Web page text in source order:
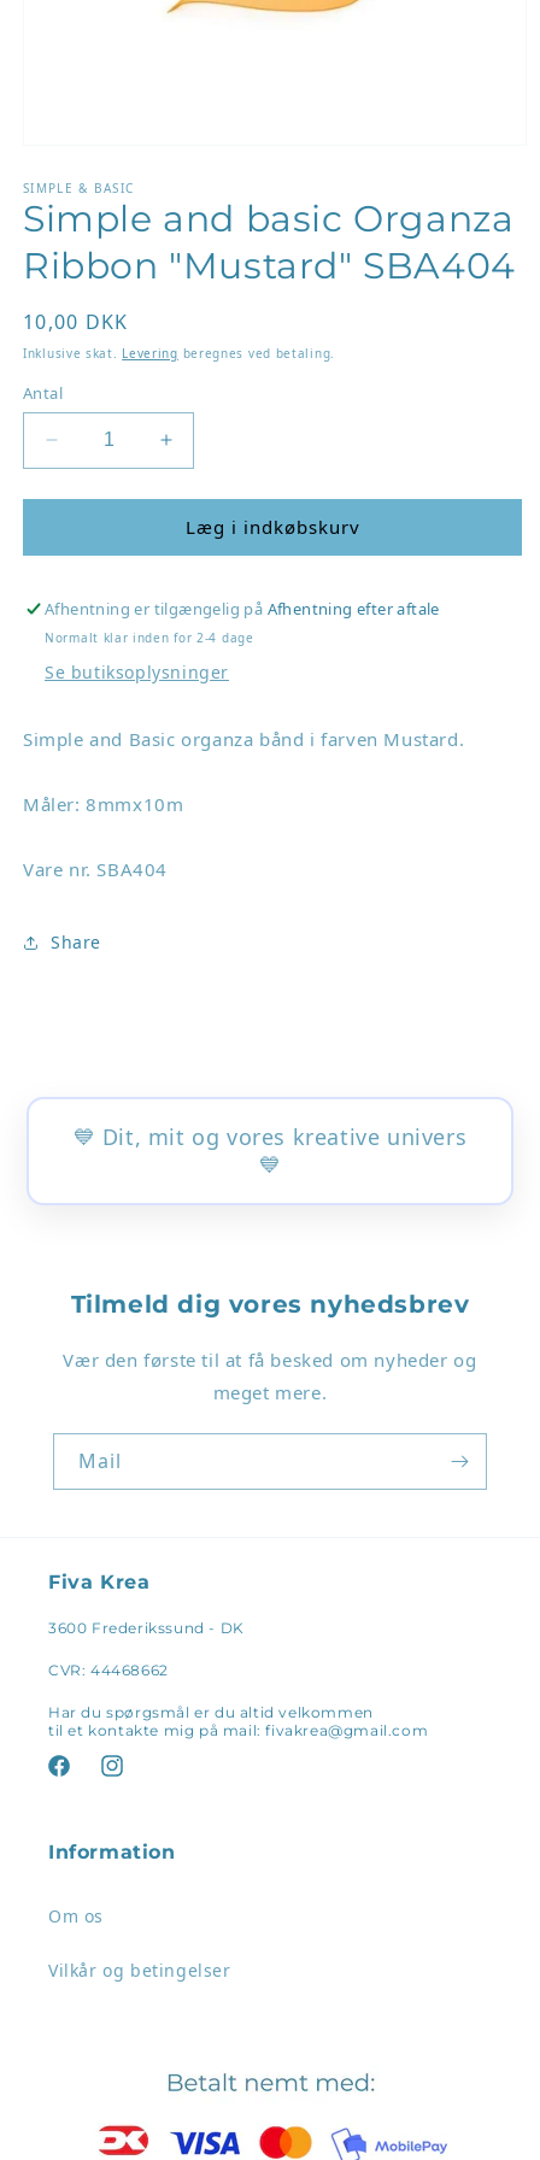
1
i
modus
SIMPLE & BASIC
Simple and basic Organza
Ribbon "Mustard" SBA404
Normalpris
10,00 DKK
Inklusive skat. Levering beregnes ved betaling.
Antal
Reducer
antallet
for
and
Organza
Ribbon
&quot;Mustard&quot;
SBA404
Øg
antallet
for
Simple
and
Organza
Ribbon
&quot;Mustard&quot;
SBA404
Læg i indkøbskurv
Afhentning er tilgængelig på Afhentning efter aftale
Normalt klar inden for 2-4 dage
Se butiksoplysninger
Simple and Basic organza bånd i farven Mustard.
Måler:8mmx10m
Vare nr. SBA404
Share
💙 Dit, mit og vores kreative univers
💙
Tilmeld dig vores nyhedsbrev
Vær den første til at få besked om nyheder og
meget mere.
Mail
Fiva Krea
3600 Frederikssund - DK
CVR: 44468662
Har du spørgsmål er du altid velkommen
til et kontakte mig på mail: fivakrea@gmail.com
FacebookInstagram
Information
Om os
Vilkår og betingelser
Login påkrævet
Log ind på din konto for at tilføje produkter til
din ønskeliste og se dine tidligere gemte varer.